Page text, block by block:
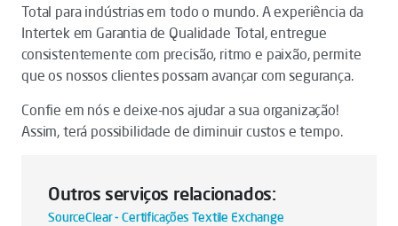
Total para indústrias em todo o mundo. A experiência da
Intertek em Garantia de Qualidade Total, entregue
consistentemente com precisão, ritmo e paixão, permite
que os nossos clientes possam avançar com segurança.
Confie em nós e deixe-nos ajudar a sua organização!
Assim, terá possibilidade de diminuir custos e tempo.
Outros serviços relacionados:
SourceClear - Certificações Textile Exchange